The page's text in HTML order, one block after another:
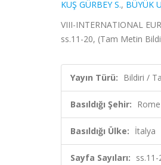
KUŞ GÜRBEY S., BÜYÜK
VIII-INTERNATIONAL
ss.11-20, (Tam Metin
Yayın Türü: Bildiri /
Basıldığı Şehir: Rome
Basıldığı Ülke: İtalya
Sayfa Sayıları: ss.11-